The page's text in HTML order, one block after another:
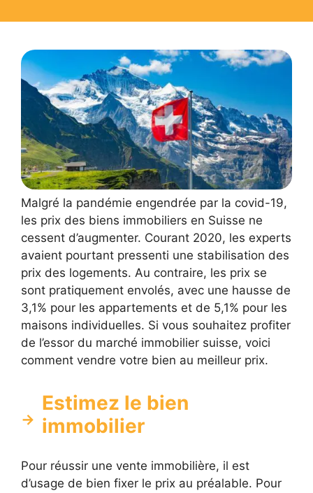
Malgré la pandémie engendrée par la covid-19,
les prix des biens immobiliers en Suisse ne
cessent d’augmenter. Courant 2020, les experts
avaient pourtant pressenti une stabilisation des
prix des logements. Au contraire, les prix se
sont pratiquement envolés, avec une hausse de
3,1% pour les appartements et de 5,1% pour les
maisons individuelles. Si vous souhaitez profiter
de l’essor du marché immobilier suisse, voici
comment vendre votre bien au meilleur prix.
Estimez le bien
immobilier
Pour réussir une vente immobilière, il est
d’usage de bien fixer le prix au préalable. Pour